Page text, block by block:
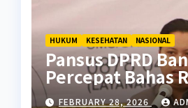
HUKUM KESEHATAN NASIONAL
Pansus DPRD
Percepat Bahas
Pencegahan
FEBRUARY 28, 2026